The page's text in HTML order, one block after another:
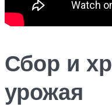
Сбор и
урожая